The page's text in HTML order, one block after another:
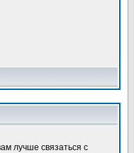
лучше связаться с